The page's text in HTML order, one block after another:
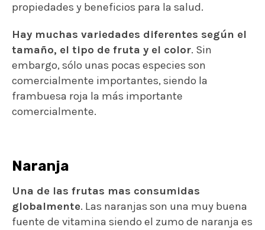
propiedades y beneficios para la salud.
Hay muchas variedades diferentes según el
tamaño, el tipo de fruta y el color. Sin
embargo, sólo unas pocas especies son
comercialmente importantes, siendo la
frambuesa roja la más importante
comercialmente.
Naranja
Una de las frutas mas consumidas
globalmente. Las naranjas son una muy buena
fuente de vitamina siendo el zumo de naranja es